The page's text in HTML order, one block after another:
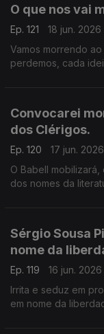
O que nos vai
Ep. 121
18 jun. 2026
Vamos morrendo
perdemos, cada
Convocarei
dos Clérigos.
Ep. 120
17 jun. 2026
O Babell
dos nomes da
Sérgio Sousa
nome da
Ep. 119
16 jun. 2026
Irrita e seduz em
em nome da